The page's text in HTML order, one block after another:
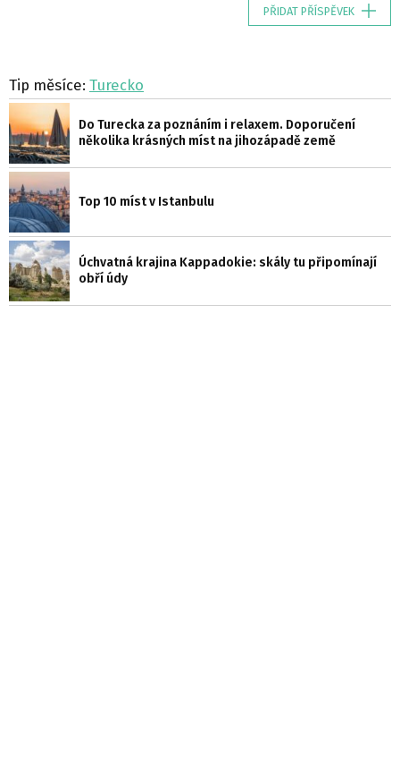
PŘIDAT PŘÍSPĚVEK
Tip měsíce: Turecko
Do Turecka za poznáním i relaxem. Doporučení
několika krásných míst na jihozápadě země
Top 10 míst v Istanbulu
Úchvatná krajina Kappadokie: skály tu připomínají
obří údy